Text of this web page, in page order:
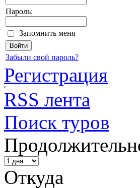
Пароль:
Запомнить меня
Забыли свой пароль?
Регистрация
RSS лента
Поиск туров
Откуда